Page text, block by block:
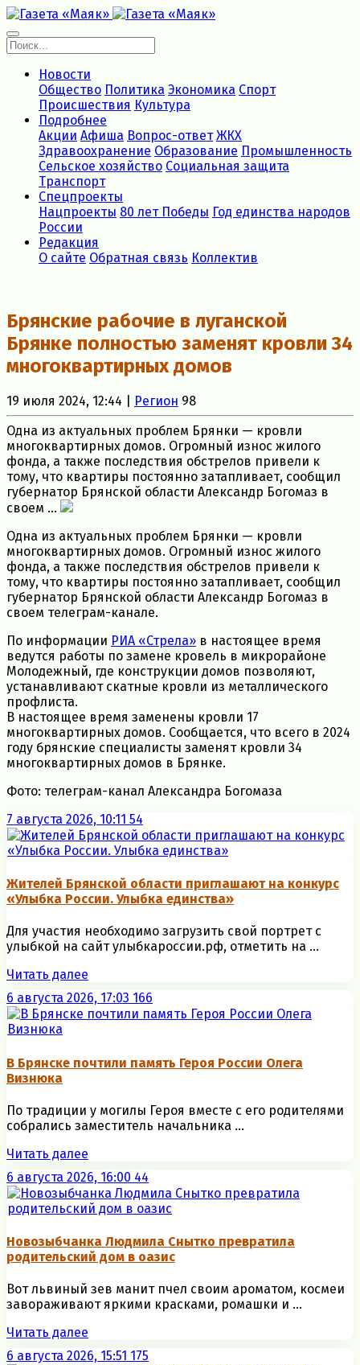
Новости
Общество Политика Экономика Спорт
Происшествия Культура
Подробнее
Акции Афиша Вопрос-ответ ЖКХ
Здравоохранение Образование Промышленность
Сельское хозяйство Социальная защита
Транспорт
Спецпроекты
Нацпроекты 80 лет Победы Год единства народов
России
Редакция
О сайте Обратная связь Коллектив
Брянские рабочие в луганской
Брянке полностью заменят кровли 34
многоквартирных домов
19 июля 2024, 12:44 | Регион 98
Одна из актуальных проблем Брянки — кровли
многоквартирных домов. Огромный износ жилого
фонда, а также последствия обстрелов привели к
тому, что квартиры постоянно затапливает, сообщил
губернатор Брянской области Александр Богомаз в
своем ...
Одна из актуальных проблем Брянки — кровли
многоквартирных домов. Огромный износ жилого
фонда, а также последствия обстрелов привели к
тому, что квартиры постоянно затапливает, сообщил
губернатор Брянской области Александр Богомаз в
своем телеграм-канале.
По информации РИА «Стрела» в настоящее время
ведутся работы по замене кровель в микрорайоне
Молодежный, где конструкции домов позволяют,
устанавливают скатные кровли из металлического
профлиста.
В настоящее время заменены кровли 17
многоквартирных домов. Сообщается, что всего в 2024
году брянские специалисты заменят кровли 34
многоквартирных домов в Брянке.
Фото: телеграм-канал Александра Богомаза
7 августа 2026, 10:11 54
Жителей Брянской области приглашают на конкурс
«Улыбка России. Улыбка единства»
Для участия необходимо загрузить свой портрет с
улыбкой на сайт улыбкароссии.рф, отметить на ...
Читать далее
6 августа 2026, 17:03 166
В Брянске почтили память Героя России Олега
Визнюка
По традиции у могилы Героя вместе с его родителями
собрались заместитель начальника ...
Читать далее
6 августа 2026, 16:00 44
Новозыбчанка Людмила Снытко превратила
родительский дом в оазис
Вот львиный зев манит пчел своим ароматом, космеи
завораживают яркими красками, ромашки и ...
Читать далее
6 августа 2026, 15:51 175